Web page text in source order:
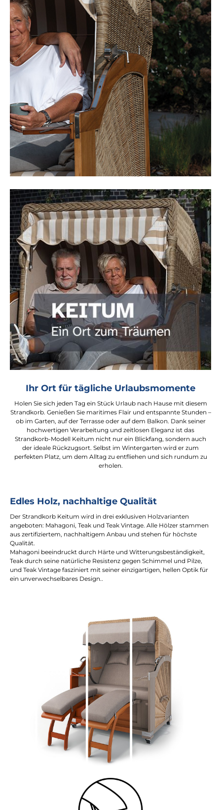
Ihr Ort für tägliche Urlaubsmomente
Holen Sie sich jeden Tag ein Stück Urlaub nach Hause mit diesem
Strandkorb. Genießen Sie maritimes Flair und entspannte Stunden –
ob im Garten, auf der Terrasse oder auf dem Balkon. Dank seiner
hochwertigen Verarbeitung und zeitlosen Eleganz ist das
Strandkorb-Modell Keitum nicht nur ein Blickfang, sondern auch
der ideale Rückzugsort. Selbst im Wintergarten wird er zum
perfekten Platz, um dem Alltag zu entfliehen und sich rundum zu
erholen.
Edles Holz, nachhaltige Qualität
Der Strandkorb Keitum wird in drei exklusiven Holzvarianten
angeboten: Mahagoni, Teak und Teak Vintage. Alle Hölzer stammen
aus zertifiziertem, nachhaltigem Anbau und stehen für höchste
Qualität.
Mahagoni beeindruckt durch Härte und Witterungsbeständigkeit,
Teak durch seine natürliche Resistenz gegen Schimmel und Pilze,
und Teak Vintage fasziniert mit seiner einzigartigen, hellen Optik für
ein unverwechselbares Design..